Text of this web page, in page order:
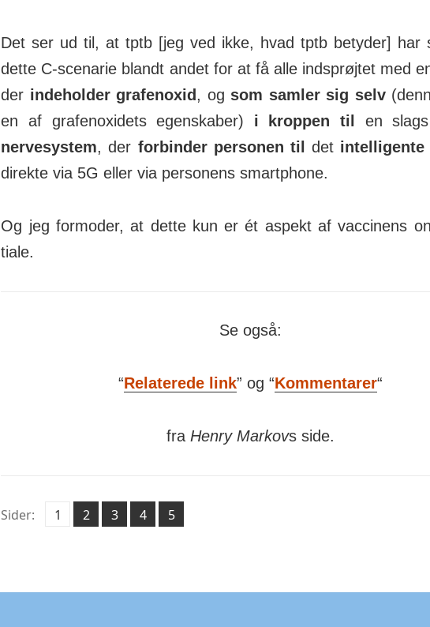
Det ser ud til, at tptb [jeg ved ikke, hvad tptb betyder] har
dette C-scenarie blandt andet for at få alle ind­sprøjtet med
der inde­holder gra­fen­oxid , og som samler sig selv
en af gra­fen­oxidets egen­skaber) i kroppen til en slags
nerve­system, der for­binder per­sonen til det intel­li­gente
di­rekte via 5G eller via per­sonens smart­phone.
Og jeg for­moder, at dette kun er ét aspekt af vac­ci­nens
tiale.
Se også:
“Relaterede link” og “Kommentarer“
fra Henry Markovs side.
Sider: Side
1 ,
Side
2 ,
Side
3 ,
Side
4 ,
Side
5